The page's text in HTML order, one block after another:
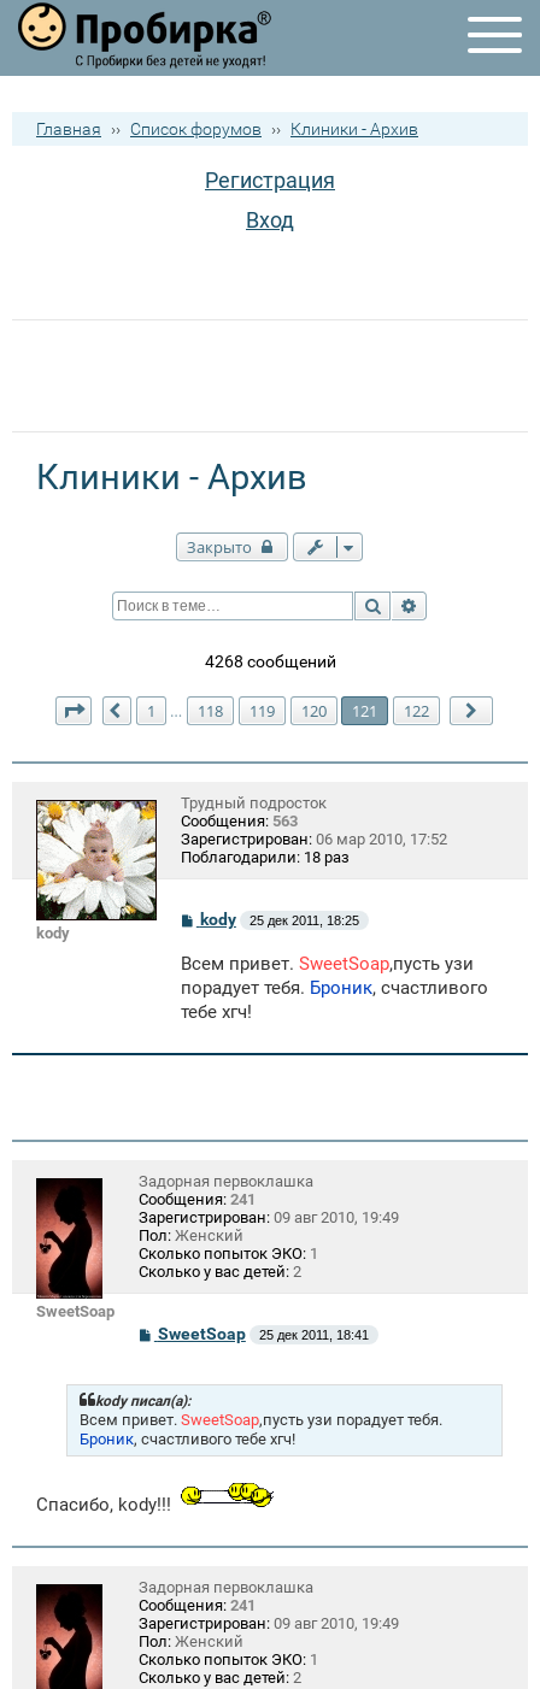
Главная ›› Список форумов ›› Клиники - Архив
Регистрация
Вход
Клиники - Архив
Закрыто
Поиск
4268 сообщений
Страница 121 из122
Пред.
1 … 118 119 120 121 122
kody
Трудный подросток
Сообщения: 563
Зарегистрирован: 06 мар 2010, 17:52
Поблагодарили: 18 раз
С
б
щ
н
е
kody 25 дек 2011, 18:25
Всем привет. SweetSoap,пусть узи
порадует тебя. Броник, счастливого
тебе хгч!
SweetSoap
Задорная первоклашка
Сообщения: 241
Зарегистрирован: 09 авг 2010, 19:49
Пол: Женский
Сколько попыток ЭКО: 1
Сколько у вас детей: 2
С
б
щ
е
н
и
SweetSoap 25 дек 2011, 18:41
kody писал(а):
Всем привет. SweetSoap,пусть узи порадует тебя.
Броник, счастливого тебе хгч!
Спасибо, kody!!!
Задорная первоклашка
Сообщения: 241
Зарегистрирован: 09 авг 2010, 19:49
Пол: Женский
Сколько попыток ЭКО: 1
Сколько у вас детей: 2